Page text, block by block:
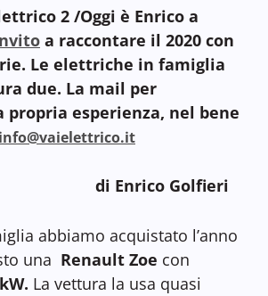
2 /Oggi è Enrico a
a raccontare il 2020 con
Le elettriche in famiglia
due. La mail per
propria esperienza, nel bene
info@vaielettrico.it
Golfieri
abbiamo acquistato l’anno
una Renault Zoe con
La vettura la usa quasi